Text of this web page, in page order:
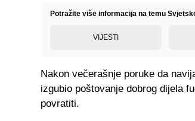
Potražite više informacija na temu
VIJESTI
Nakon večerašnje poruke da
izgubio poštovanje dobrog dijela
povratiti.